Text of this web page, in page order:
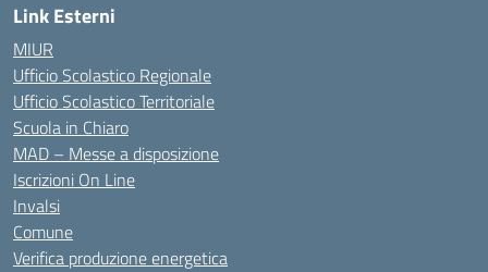
Link Esterni
MIUR
Ufficio Scolastico Regionale
Ufficio Scolastico Territoriale
Scuola in Chiaro
MAD – Messe a disposizione
Iscrizioni On Line
Invalsi
Comune
Verifica produzione energetica